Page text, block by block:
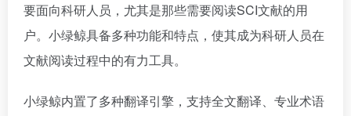
要面向科研人员，尤其是那些需要阅读SCI文献的用
户。小绿鲸具备多种功能和特点，使其成为科研人员在
文献阅读过程中的有力工具。
小绿鲸内置了多种翻译引擎，支持全文翻译、专业术语